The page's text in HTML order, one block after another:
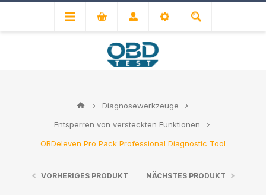
Diagnosewerkzeuge
Entsperren von versteckten Funktionen
OBDeleven Pro Pack Professional Diagnostic Tool
VORHERIGES PRODUKT NÄCHSTES PRODUKT